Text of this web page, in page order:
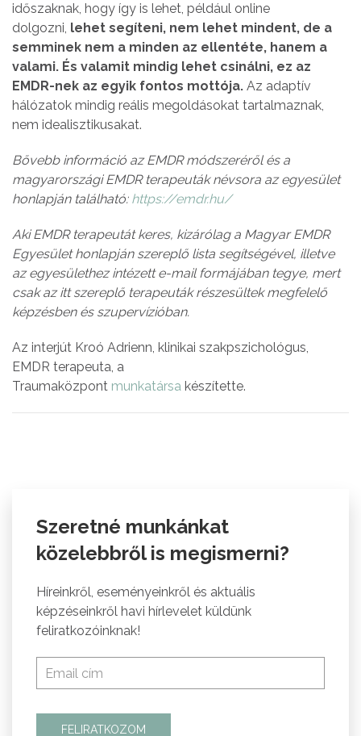
időszaknak, hogy így is lehet, például online
dolgozni, lehet segíteni, nem lehet mindent, de a
semminek nem a minden az ellentéte, hanem a
valami. És valamit mindig lehet csinálni, ez az
EMDR-nek az egyik fontos mottója. Az adaptív
hálózatok mindig reális megoldásokat tartalmaznak,
nem idealisztikusakat.
Bővebb információ az EMDR módszeréről és a
magyarországi EMDR terapeuták névsora az egyesület
honlapján található: https://emdr.hu/
Aki EMDR terapeutát keres, kizárólag a Magyar EMDR
Egyesület honlapján szereplő lista segítségével, illetve
az egyesülethez intézett e-mail formájában tegye, mert
csak az itt szereplő terapeuták részesültek megfelelő
képzésben és szupervízióban.
Az interjút Kroó Adrienn, klinikai szakpszichológus,
EMDR terapeuta, a
Traumaközpont munkatársa készítette.
Szeretné munkánkat
közelebbről is megismerni?
Híreinkről, eseményeinkről és aktuális
képzéseinkről havi hírlevelet küldünk
feliratkozóinknak!
FELIRATKOZOM